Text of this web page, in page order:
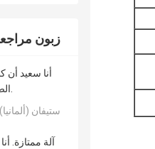
زبون
أنا سعيد
الصوتية الأنظف، أول واحد هو جيد جدا.
—— ستيفان (ألمانيا)
آلة ممتازة.